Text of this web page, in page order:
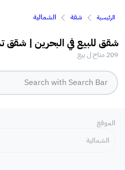
الرئيسية شقة الشمالية
شقق للبيع في البحرين | شقق
209 متاح ل بيع
الموقع
الشمالية